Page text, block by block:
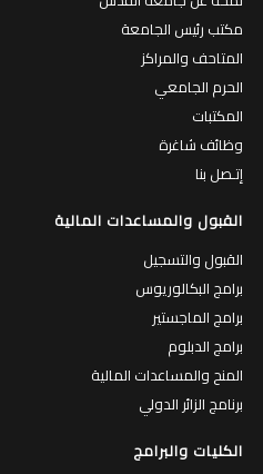
مكتب رئيس الجامعة
المتاحف والمراكز
الحرم الجامعي
المكتبات
وظائف شاغرة
إتـصل بنا
القبول والمساعدات المالية
القبول والتسجيل
برامج البكالوريوس
برامج الماجستير
برامج الدبلوم
المنح والمساعدات المالية
برنامج الزائر الدولي
الكليات والبرامج